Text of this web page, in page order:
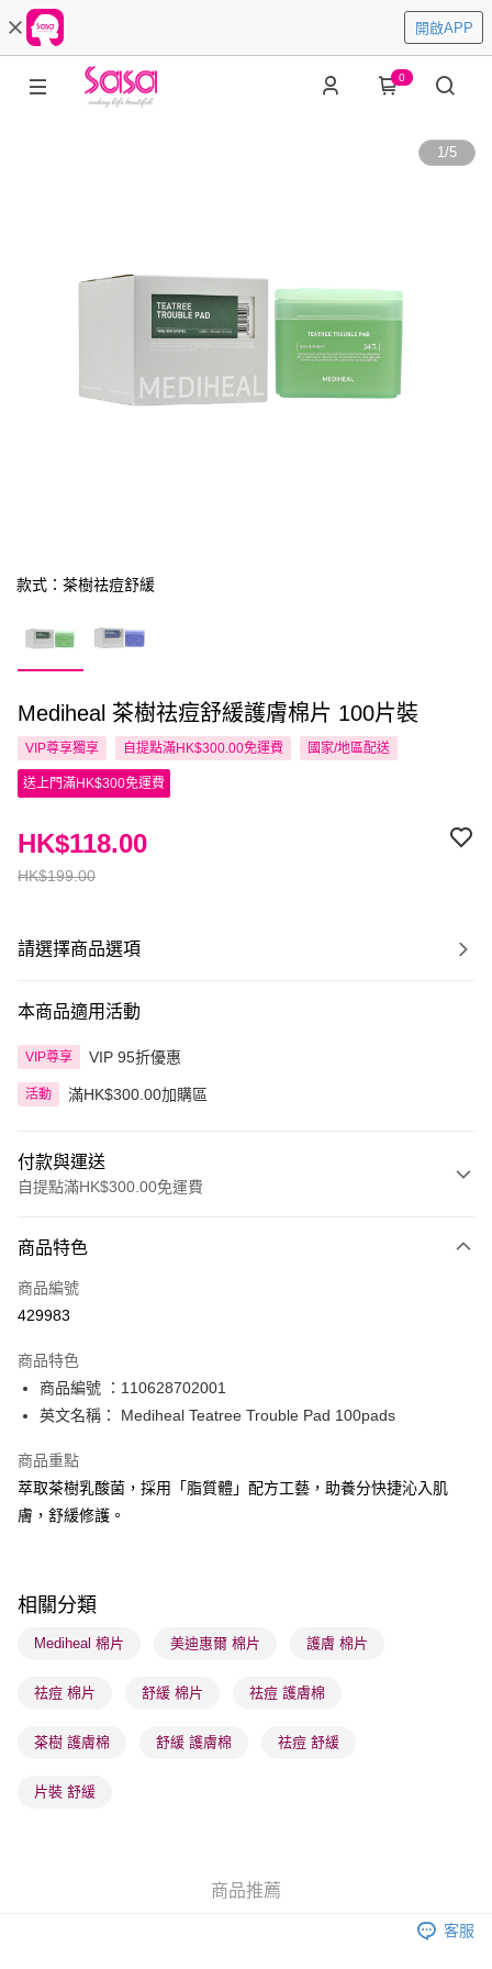
開啟APP
0
1/5
款式：茶樹祛痘舒緩
Mediheal 茶樹祛痘舒緩護膚棉片 100片裝
VIP尊享獨享 自提點滿HK$300.00免運費 國家/地區配送
送上門滿HK$300免運費
HK$199.00
HK$118.00
請選擇商品選項
本商品適用活動
VIP尊享 VIP 95折優惠
活動 滿HK$300.00加購區
付款與運送
自提點滿HK$300.00免運費
信用卡
Apple Pay
PayMe
WeChat Pay
BoC Pay
送貨方式
每筆HK$65.00，滿HK$300.00或以上免運費
確認發貨後1-3 工作天送達，訂單將隨機分配至SF順豐速運或京東
每筆HK$65.00，滿HK$300.00或以上免運費
(香港門市) 只顯示可選門市。確認發貨後2-5個工作天到店，3天內
(澳門門市) 只顯示可選門市。確認發貨後2-5個工作天到店，3天內
商品特色
商品編號
429983
商品特色
商品編號 ：110628702001
英文名稱： Mediheal Teatree Trouble Pad 100pads
商品重點
萃取茶樹乳酸菌，採用「脂質體」配方工藝，助養分快捷沁入肌
膚，舒緩修護。
相關分類
Mediheal 棉片 美迪惠爾 棉片 護膚 棉片
祛痘 棉片 舒緩 棉片 祛痘 護膚棉
茶樹 護膚棉 舒緩 護膚棉 祛痘 舒緩
片裝 舒緩
商品推薦
客服